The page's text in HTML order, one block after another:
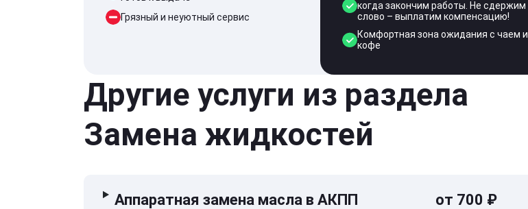
Грязный и неуютный сервис
когда закончим работы. Не сдержим
слово – выплатим компенсацию!
Комфортная зона ожидания с чаем и
кофе
Другие услуги из раздела
Замена жидкостей
Аппаратная замена масла в АКПП от 700 ₽